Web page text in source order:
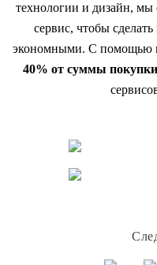
технологии и дизайн, мы
сервис, чтобы
экономными. С помощью
40% от суммы покупки